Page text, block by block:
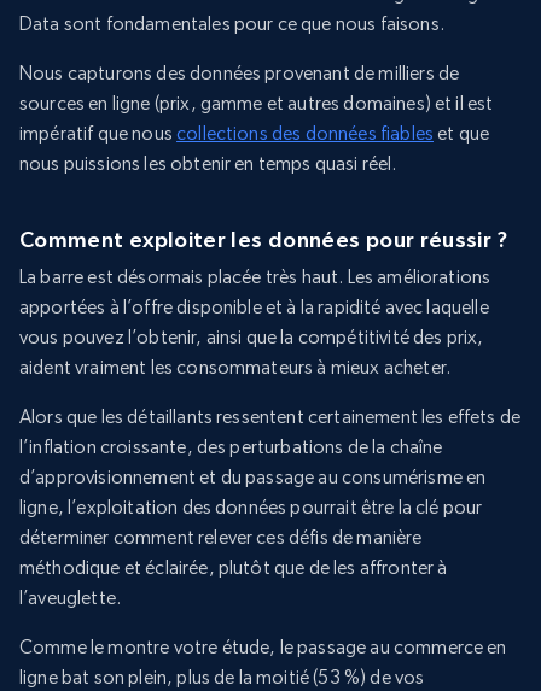
Data sont fondamentales pour ce que nous faisons.
Nous capturons des données provenant de milliers de
sources en ligne (prix, gamme et autres domaines) et il est
impératif que nouscollections des données fiables et que
nous puissions les obtenir en temps quasi réel.
Comment exploiter les données pour réussir ?
La barre est désormais placée très haut. Les améliorations
apportées à l’offre disponible et à la rapidité avec laquelle
vous pouvez l’obtenir, ainsi que la compétitivité des prix,
aident vraiment les consommateurs à mieux acheter.
Alors que les détaillants ressentent certainement les effets de
l’inflation croissante, des perturbations de la chaîne
d’approvisionnement et du passage au consumérisme en
ligne, l’exploitation des données pourrait être la clé pour
déterminer comment relever ces défis de manière
méthodique et éclairée, plutôt que de les affronter à
l’aveuglette.
Comme le montre votre étude, le passage au commerce en
ligne bat son plein, plus de la moitié (53 %) de vos